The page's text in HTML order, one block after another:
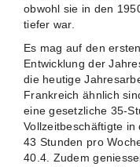
obwohl sie in den
tiefer war.
Es mag auf den
Entwicklung der
die heutige
Frankreich ähnlich
eine gesetzliche 35-
Vollzeitbeschäftigte
43 Stunden pro
40.4. Zudem